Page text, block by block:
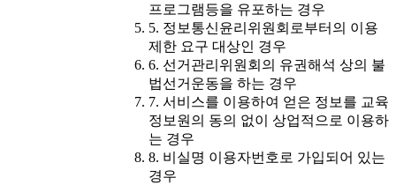
프로그램등을 유포하는 경우
5. 정보통신윤리위원회로부터의 이용
제한 요구 대상인 경우
6. 선거관리위원회의 유권해석 상의 불
법선거운동을 하는 경우
7. 서비스를 이용하여 얻은 정보를 교육
정보원의 동의 없이 상업적으로 이용하
는 경우
8. 비실명 이용자번호로 가입되어 있는
경우